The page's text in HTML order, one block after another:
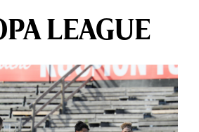
LEAGUE